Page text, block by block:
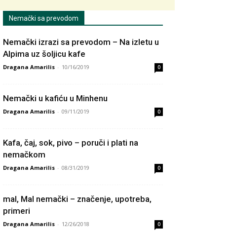
Nemački sa prevodom
Nemački izrazi sa prevodom – Na izletu u
Alpima uz šoljicu kafe
Dragana Amarilis - 10/16/2019 0
Nemački u kafiću u Minhenu
Dragana Amarilis - 09/11/2019 0
Kafa, čaj, sok, pivo – poruči i plati na
nemačkom
Dragana Amarilis - 08/31/2019 0
mal, Mal nemački – značenje, upotreba,
primeri
Dragana Amarilis - 12/26/2018 0